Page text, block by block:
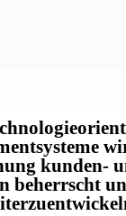
kunden-
beherrscht